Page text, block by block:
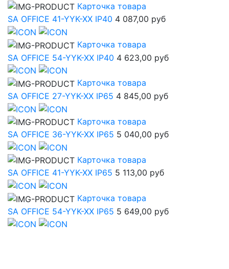
Карточка товара
SA OFFICE 41-YYK-XX IP40 4 087,00 руб
Карточка товара
SA OFFICE 54-YYK-XX IP40 4 623,00 руб
Карточка товара
SA OFFICE 27-YYK-XX IP65 4 845,00 руб
Карточка товара
SA OFFICE 36-YYK-XX IP65 5 040,00 руб
Карточка товара
SA OFFICE 41-YYK-XX IP65 5 113,00 руб
Карточка товара
SA OFFICE 54-YYK-XX IP65 5 649,00 руб